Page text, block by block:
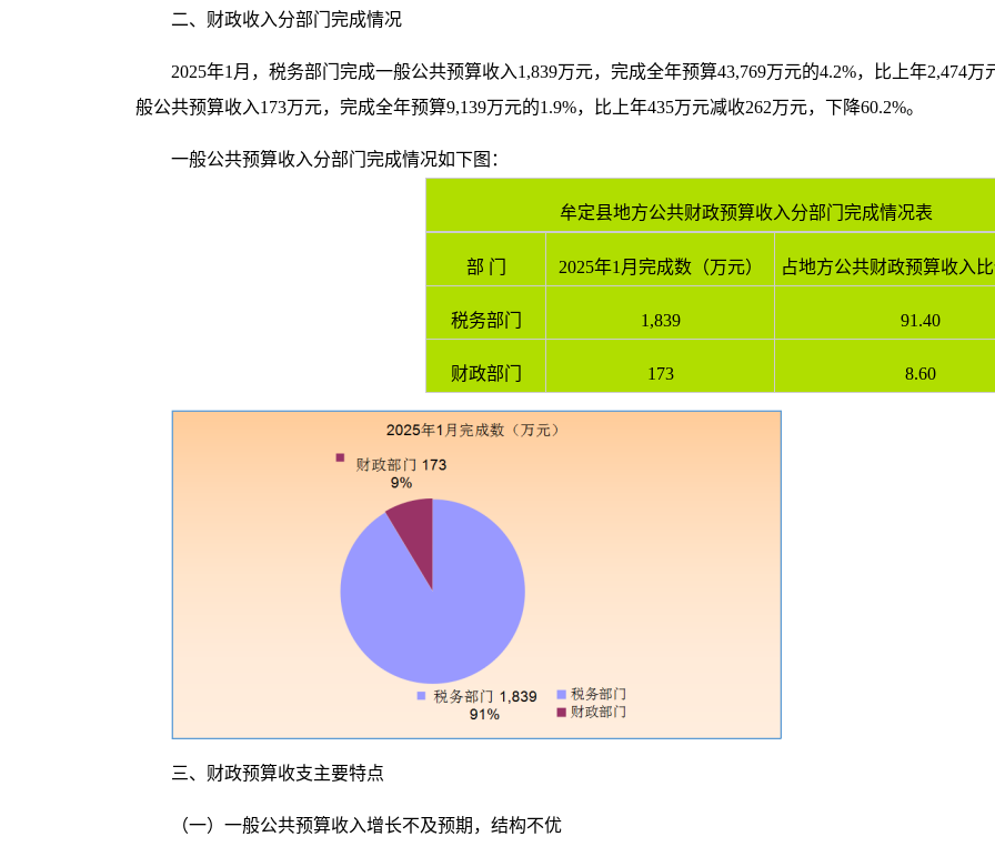
二、财政收入分部门完成情况
2025年1月，税务部门完成一般公共预算收入1,839万元，完成全年预算43,769万元的4.2%，比上年2,474
般公共预算收入173万元，完成全年预算9,139万元的1.9%，比上年435万元减收262万元，下降60.2%。
一般公共预算收入分部门完成情况如下图：
牟定县地方公共财政预算收入分部门完成情况表
部 门 2025年1月完成数（万元） 占地方公共财政预算收入
税务部门 1,839 91.40
财政部门 173 8.60
三、财政预算收支主要特点
（一）一般公共预算收入增长不及预期，结构不优